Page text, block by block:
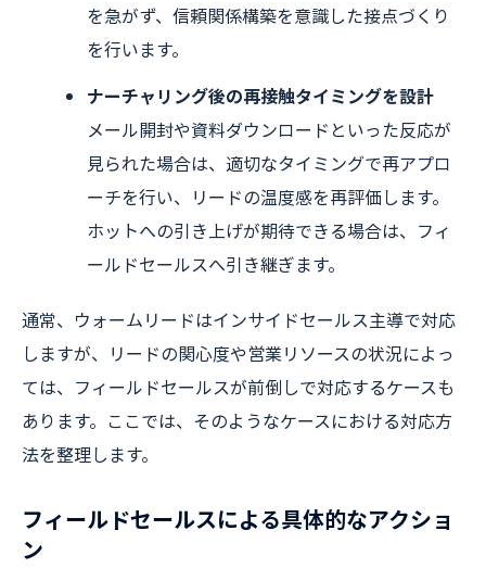
を急がず、信頼関係構築を意識した接点づくり
を行います。
ナーチャリング後の再接触タイミングを設計
メール開封や資料ダウンロードといった反応が
見られた場合は、適切なタイミングで再アプロ
ーチを行い、リードの温度感を再評価します。
ホットへの引き上げが期待できる場合は、フィ
ールドセールスへ引き継ぎます。
通常、ウォームリードはインサイドセールス主導で対応
しますが、リードの関心度や営業リソースの状況によっ
ては、フィールドセールスが前倒しで対応するケースも
あります。ここでは、そのようなケースにおける対応方
法を整理します。
フィールドセールスによる具体的なアクショ
ン